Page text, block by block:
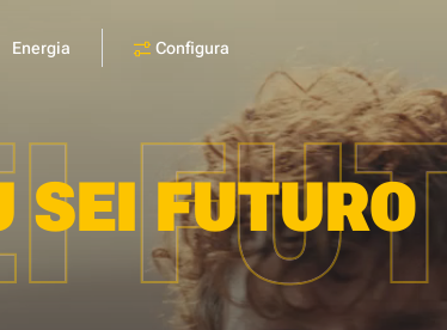
Energia Configura
SEI FUTURO